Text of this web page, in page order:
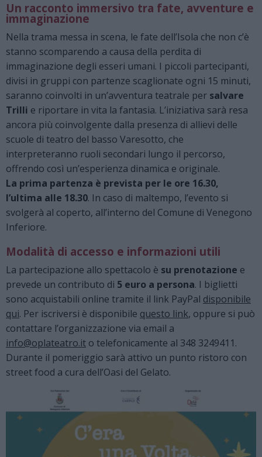
Un racconto immersivo tra fate, avventure e
immaginazione
Nella trama messa in scena, le fate dell’Isola che non c’è
stanno scomparendo a causa della perdita di
immaginazione degli esseri umani. I piccoli partecipanti,
divisi in gruppi con partenze scaglionate ogni 15 minuti,
saranno coinvolti in un’avventura teatrale per salvare
Trilli e riportare in vita la fantasia. L’iniziativa sarà resa
ancora più coinvolgente dalla presenza di allievi delle
scuole di teatro del basso Varesotto, che
interpreteranno ruoli secondari lungo il percorso,
offrendo così un’esperienza dinamica e originale.
La prima partenza è prevista per le ore 16.30,
l’ultima alle 18.30. In caso di maltempo, l’evento si
svolgerà al coperto, all’interno del Comune di Venegono
Inferiore.
Modalità di accesso e informazioni utili
La partecipazione allo spettacolo è su prenotazione e
prevede un contributo di 5 euro a persona. I biglietti
sono acquistabili online tramite il link PayPal disponibile
qui. Per iscriversi è disponibile questo link, oppure si può
contattare l’organizzazione via email a
info@oplateatro.it o telefonicamente al 348 3249411.
Durante il pomeriggio sarà attivo un punto ristoro con
street food a cura dell’Oasi del Gelato.